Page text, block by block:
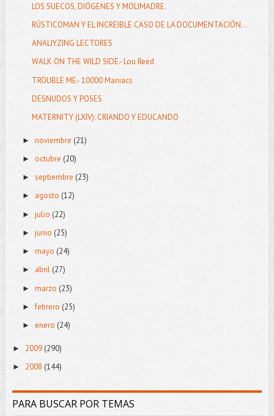
LOS SUECOS, DIÓGENES Y MOLIMADRE.
RÚSTICOMAN Y EL INCREIBLE CASO DE LA DOCUMENTACIÓN...
ANALIYZING LECTORES
WALK ON THE WILD SIDE.- Lou Reed
TROUBLE ME.- 10000 Maniacs
DESNUDOS Y POSES
MATERNITY (LXIV): CRIANDO Y EDUCANDO
► noviembre (21)
► octubre (20)
► septiembre (23)
► agosto (12)
► julio (22)
► junio (25)
► mayo (24)
► abril (27)
► marzo (23)
►febrero (25)
► enero (24)
► 2009(290)
► 2008 (144)
PARA BUSCAR POR TEMAS